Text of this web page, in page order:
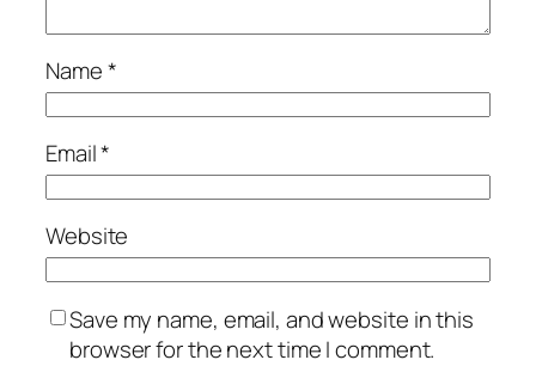
Name*
Email*
Website
Save my name, email, and website in this
browser for the next time I comment.